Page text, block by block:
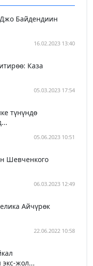
Байдендиин
16.02.2023 13:40
Каза
05.03.2023 17:54
түнүндө
05.06.2023 10:51
Шевченкого
06.03.2023 12:49
Айчүрөк
22.06.2022 10:58
жол...